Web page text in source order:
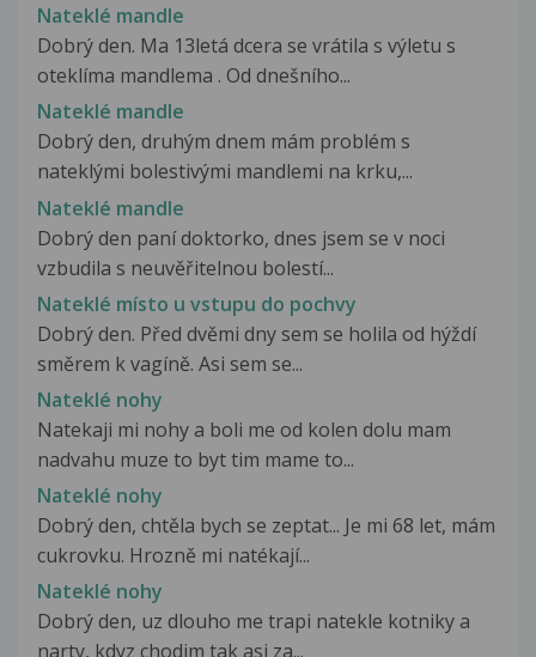
Nateklé mandle
Dobrý den. Ma 13letá dcera se vrátila s výletu s
oteklíma mandlema . Od dnešního...
Nateklé mandle
Dobrý den, druhým dnem mám problém s
nateklými bolestivými mandlemi na krku,...
Nateklé mandle
Dobrý den paní doktorko, dnes jsem se v noci
vzbudila s neuvěřitelnou bolestí...
Nateklé místo u vstupu do pochvy
Dobrý den. Před dvěmi dny sem se holila od hýždí
směrem k vagíně. Asi sem se...
Nateklé nohy
Natekaji mi nohy a boli me od kolen dolu mam
nadvahu muze to byt tim mame to...
Nateklé nohy
Dobrý den, chtěla bych se zeptat... Je mi 68 let, mám
cukrovku. Hrozně mi natékají...
Nateklé nohy
Dobrý den, uz dlouho me trapi natekle kotniky a
narty, kdyz chodim tak asi za...